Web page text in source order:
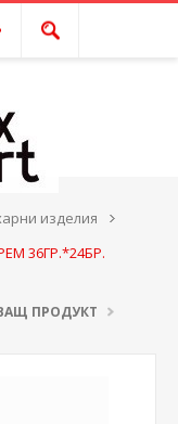
изделия
36ГР.*24БР.
ПРОДУКТ